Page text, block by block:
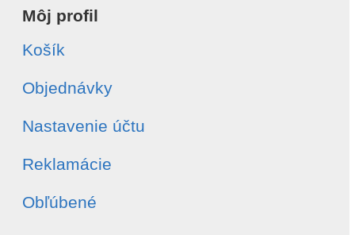
Môj profil
Košík
Objednávky
Nastavenie účtu
Reklamácie
Obľúbené